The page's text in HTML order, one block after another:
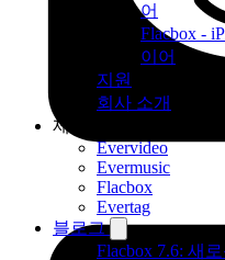
어
Flacbox -
이어
지원
회사 소개
제품
Evervideo
Evermusic
Flacbox
Evertag
블로그
Flacbox 7.6: 새